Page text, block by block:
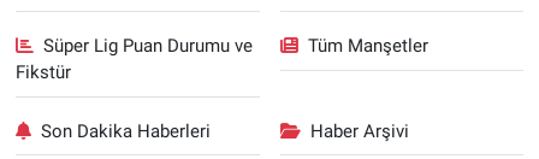
Süper Lig Puan Durumu ve
Fikstür
Tüm Manşetler
Son Dakika Haberleri Haber Arşivi